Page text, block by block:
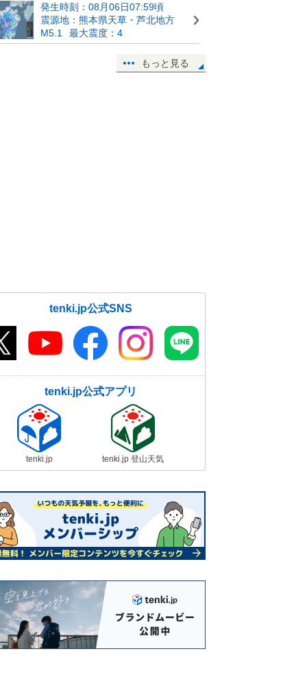
発生時刻：08月06日07:59頃
震源地：熊本県天草・芦北地方
M5.1
最大震度：4
もっと見る
tenki.jp公式SNS
tenki.jp公式アプリ
tenki.jp tenki.jp 登山天気